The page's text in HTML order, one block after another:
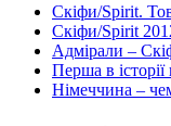
Скіфи/Spirit.
Скіфи/Spirit
Адмірали –
Перша в
Німеччина –